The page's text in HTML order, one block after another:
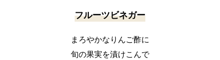
フルーツビネガー
まろやかなりんご酢に
旬の果実を漬けこんで